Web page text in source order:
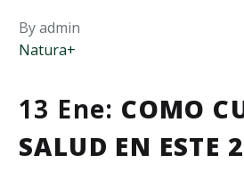
By admin
Natura+
13 Ene: COMO
SALUD EN ESTE